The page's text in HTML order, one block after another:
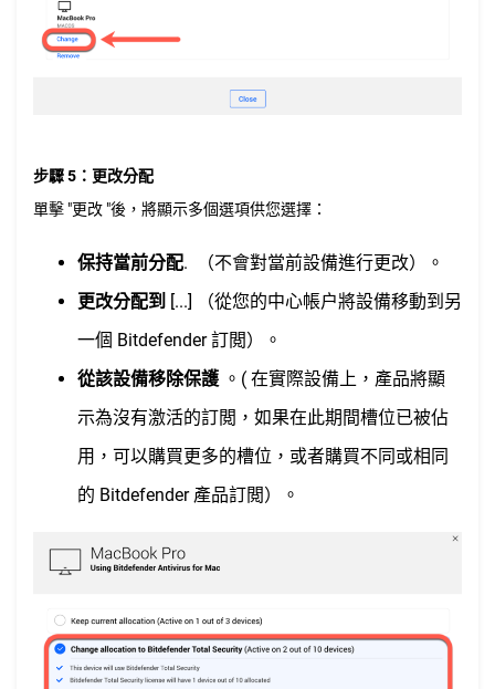
步驟 5：更改分配
單擊 "更改 "後，將顯示多個選項供您選擇：
保持當前分配. （不會對當前設備進行更改）。
更改分配到 [...] （從您的中心帳户將設備移動到另
一個 Bitdefender 訂閲）。
從該設備移除保護 。( 在實際設備上，產品將顯
示為沒有激活的訂閲，如果在此期間槽位已被佔
用，可以購買更多的槽位，或者購買不同或相同
的 Bitdefender 產品訂閲）。